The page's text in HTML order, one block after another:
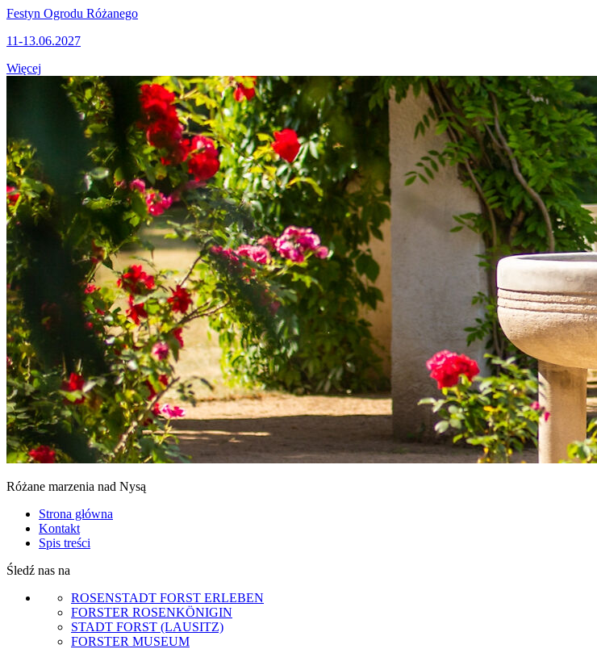
Festyn Ogrodu Różanego
11-13.06.2027
Więcej
Różane marzenia nad Nysą
Strona główna
Kontakt
Spis treści
Śledź nas na
ROSENSTADT FORST ERLEBEN
FORSTER ROSENKÖNIGIN
STADT FORST (LAUSITZ)
FORSTER MUSEUM